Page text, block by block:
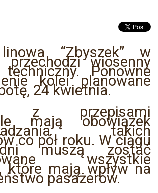
“Zbyszek” w
przechodzi wiosenny
Ponowne
kolei planowane
24 kwietnia.
z przepisami
mają obowiązek
takich
co pół roku. W ciągu
muszą zostać
wszystkie
które mają wpływ na
pasażerów.